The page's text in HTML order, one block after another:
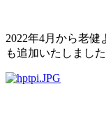
2022年4月から老
も追加いたしました